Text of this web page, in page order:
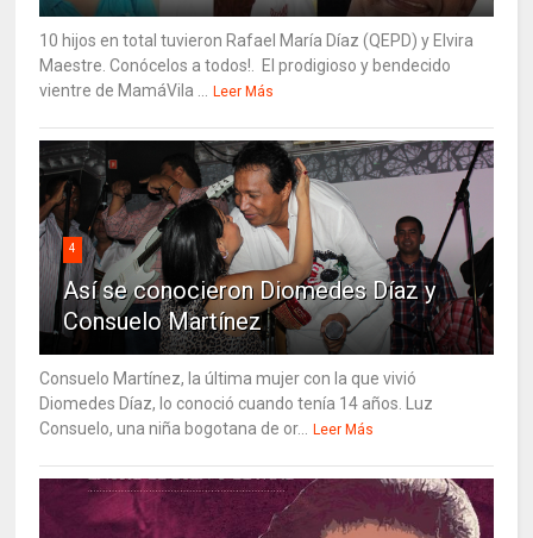
10 hijos en total tuvieron Rafael María Díaz (QEPD) y Elvira
Maestre. Conócelos a todos!. El prodigioso y bendecido
vientre de MamáVila ...
Leer Más
4
Así se conocieron Diomedes Díaz y
Consuelo Martínez
Consuelo Martínez, la última mujer con la que vivió
Diomedes Díaz, lo conoció cuando tenía 14 años. Luz
Consuelo, una niña bogotana de or...
Leer Más